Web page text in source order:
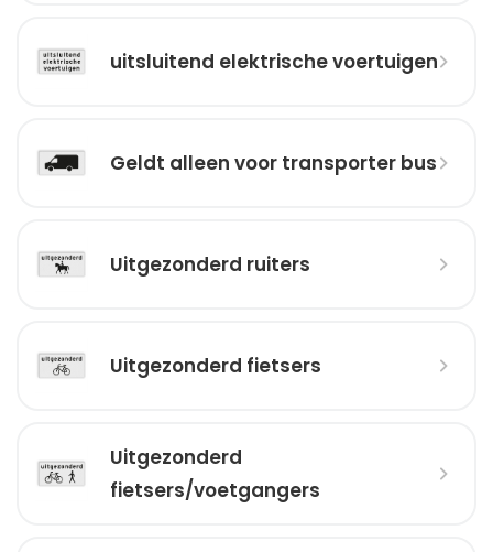
uitsluitend elektrische voertuigen
Geldt alleen voor transporter bus
Uitgezonderd ruiters
Uitgezonderd fietsers
Uitgezonderd
fietsers/voetgangers